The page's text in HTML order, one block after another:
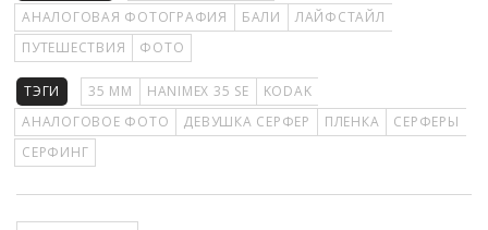
АНАЛОГОВАЯ ФОТОГРАФИЯ
БАЛИ
ЛАЙФСТАЙЛ
ПУТЕШЕСТВИЯ
ФОТО
ТЭГИ 35 ММ HANIMEX 35 SE
KODAK
АНАЛОГОВОЕ ФОТО
ДЕВУШКА СЕРФЕР ПЛЕНКА
СЕРФЕРЫ
СЕРФИНГ